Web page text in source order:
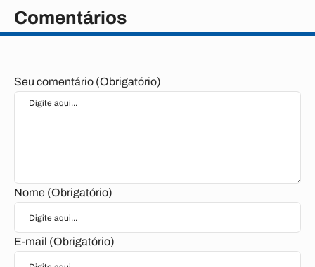
Comentários
Seu comentário (Obrigatório)
Nome (Obrigatório)
E-mail (Obrigatório)